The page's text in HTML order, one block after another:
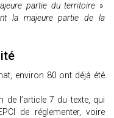
partie du territoire »
la majeure partie de la
environ 80 ont déjà été
de l’article 7 du texte, qui
de réglementer, voire